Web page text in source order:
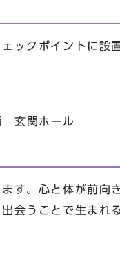
ックポイントに設
玄関ホール
す。心と体が前向
会うことで生まれ